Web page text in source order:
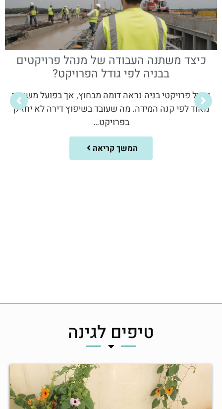
כיצד משתנה העבודה של מנהל פרויקטים
בבניה לפי גודל הפרויקט?
ניהול פרויקטי בניה נראה דומה מבחוץ, אך בפועל משתנה
מאוד לפי קנה המידה. מה שעובד בשיפוץ דירה לא יחזיק
בפרויקט…
המשך קריאה
טיפים לגינה